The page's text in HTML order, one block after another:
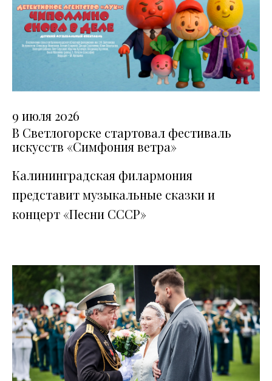
9 июля 2026
В Светлогорске стартовал фестиваль
искусств «Симфония ветра»
Калининградская филармония
представит музыкальные сказки и
концерт «Песни СССР»